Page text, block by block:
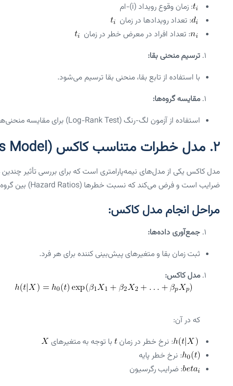
: زمان وقوع رویداد (i)-ام
: تعداد رویدادها در زمان
: تعداد افراد در معرض خطر در زمان
ترسیم منحنی بقا:
با استفاده از تابع بقا، منحنی بقا ترسیم می‌شود.
مقایسه گروه‌ها:
استفاده از آزمون لگ-رنگ (Log-Rank Test) برای مقایسه منحنی‌های بقا بین گروه‌های مختلف.
۲. مدل خطرات متناسب کاکس (Cox Proportional Hazards Model)
مدل کاکس یکی از مدل‌های نیمه‌پارامتری است که برای بررسی تأثیر
ضرایب است و فرض می‌کند که نسبت خطرها (Hazard Ratios) بین گروه‌ها ثابت است.
مراحل انجام مدل کاکس:
جمع‌آوری داده‌ها:
ثبت زمان بقا و متغیرهای پیش‌بینی کننده برای هر فرد.
مدل کاکس:
که در آن:
: نرخ خطر در زمان
با توجه به متغیرهای
: نرخ خطر پایه
: ضرایب رگرسیون